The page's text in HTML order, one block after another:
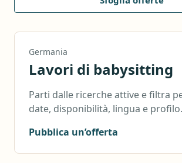
Germania
Lavori di babysitting
Parti dalle ricerche attive e filtra
date, disponibilità, lingua e profilo.
Pubblica un’offerta